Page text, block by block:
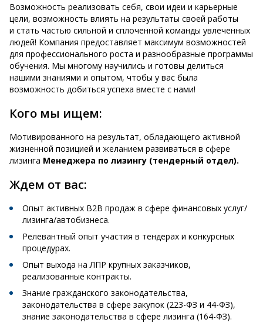
Возможность реализовать себя, свои идеи и карьерные
цели, возможность влиять на результаты своей работы
и стать частью сильной и сплоченной команды увлеченных
людей! Компания предоставляет максимум возможностей
для профессионального роста и разнообразные программы
обучения. Мы многому научились и готовы делиться
нашими знаниями и опытом, чтобы у вас была
возможность добиться успеха вместе с нами!
Кого мы ищем:
Мотивированного на результат, обладающего активной
жизненной позицией и желанием развиваться в сфере
лизинга Менеджера по лизингу (тендерный отдел).
Ждем от вас:
Опыт активных B2B продаж в сфере финансовых услуг/
лизинга/автобизнеса.
Релевантный опыт участия в тендерах и конкурсных
процедурах.
Опыт выхода на ЛПР крупных заказчиков,
реализованные контракты.
Знание гражданского законодательства,
законодательства в сфере закупок (223-ФЗ и 44-ФЗ),
знание законодательства в сфере лизинга (164-ФЗ).